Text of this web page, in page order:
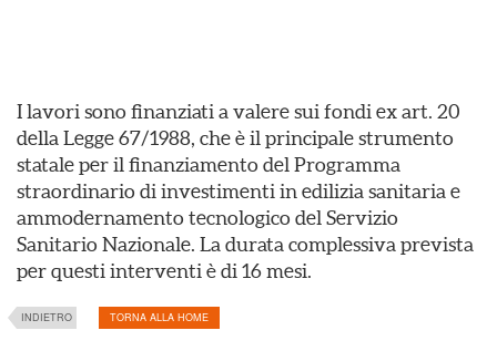
I lavori sono finanziati a valere sui fondi ex art. 20
della Legge 67/1988, che è il principale strumento
statale per il finanziamento del Programma
straordinario di investimenti in edilizia sanitaria e
ammodernamento tecnologico del Servizio
Sanitario Nazionale. La durata complessiva prevista
per questi interventi è di 16 mesi.
INDIETRO TORNA ALLA HOME